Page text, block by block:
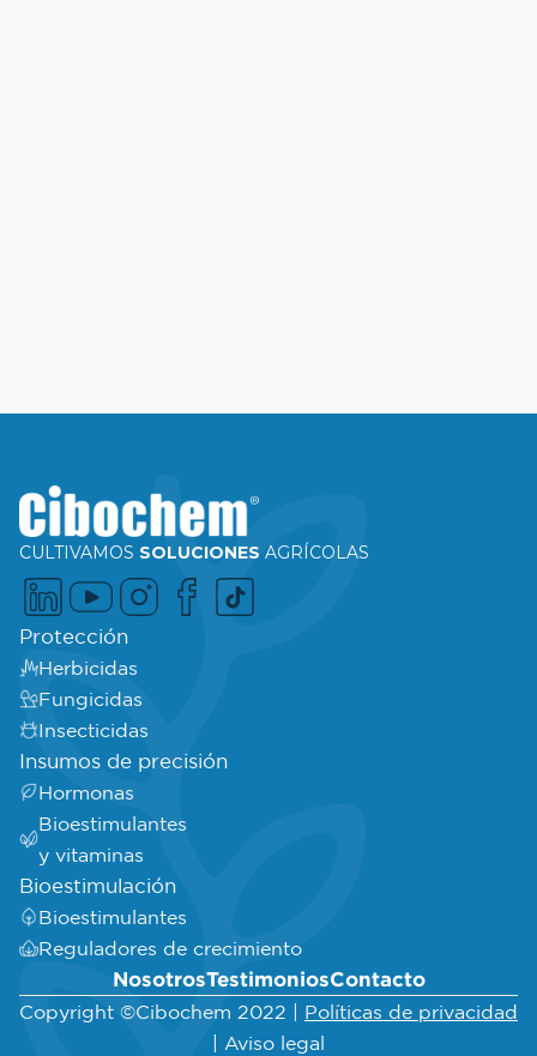
CULTIVAMOS SOLUCIONES AGRÍCOLAS
Protección
Herbicidas
Fungicidas
Insecticidas
Insumos de precisión
Hormonas
Bioestimulantes
y vitaminas
Bioestimulación
Bioestimulantes
Reguladores de crecimiento
NosotrosTestimoniosContacto
Copyright ©Cibochem 2022 | Políticas de privacidad
| Aviso legal